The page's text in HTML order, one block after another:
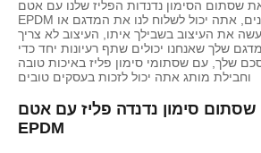
שסתום הסימון נדנדות הפליז שלנו עם אטם
EPDM עם עיצוב ומשקל שונים, אתה יכול לשלוח לנו את המדגם או
את העיצוב בשבילך איתו, העיצוב לא צריך
שלך שאנחנו יכולים שתף רעיונות יחד כדי
שלך, עם שסתומי סימון פליז באיכות טובה
וחבילת מותג אתה יכול לזכות בעסקים טובים
סימון נדנדה פליז עם אטם
EPDM